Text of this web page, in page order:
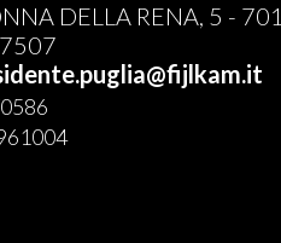
DELLA RENA, 5 -